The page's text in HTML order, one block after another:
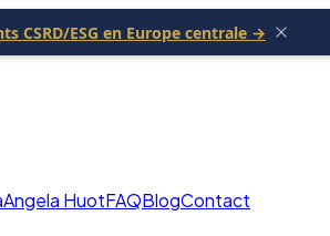
CSRD/ESG en Europe centrale →
Angela HuotFAQBlogContact